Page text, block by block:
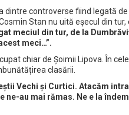
dintre controverse fiind legată de
Stan nu uită eșecul din tur,
meciul din tur, de la
meci…”.
chiar de Șoimii Lipova. În
clasării.
Vechi și Curtici. Atacăm
au mai rămas. Ne e la